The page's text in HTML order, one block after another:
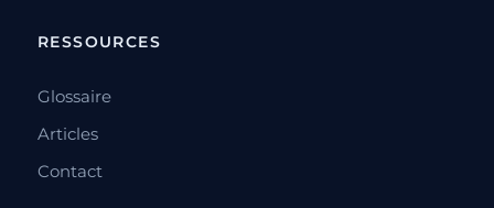
RESSOURCES
Glossaire
Articles
Contact